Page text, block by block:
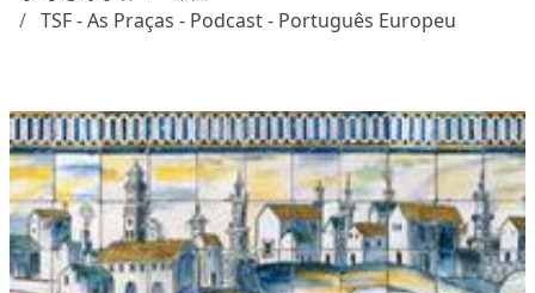
TSF - As Praças - Podcast - Português Europeu